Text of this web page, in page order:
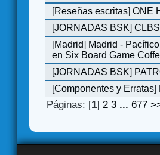
[Reseñas escritas]ONE
[JORNADAS BSK]
[Madrid] Madrid -
en Six Board Game Coffe
[JORNADAS BSK]
[Componentes y Erratas]
Páginas: [1]2 3 ...677